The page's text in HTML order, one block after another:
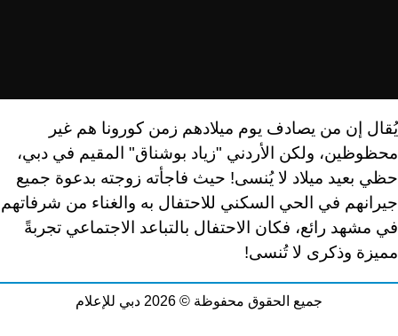
يُقال إن من يصادف يوم ميلادهم زمن كورونا هم غير
محظوظين، ولكن الأردني "زياد بوشناق" المقيم في دبي،
حظي بعيد ميلاد لا يُنسى! حيث فاجأته زوجته بدعوة جميع
جيرانهم في الحي السكني للاحتفال به والغناء من شرفاتهم
في مشهد رائع، فكان الاحتفال بالتباعد الاجتماعي تجربةً
مميزة وذكرى لا تُنسى!
جميع الحقوق محفوظة © 2026 دبي للإعلام